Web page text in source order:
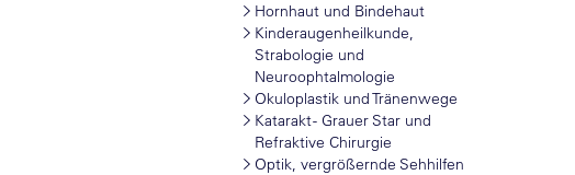
Hornhaut und Bindehaut
Kinderaugenheilkunde,
Strabologie und
Neuroophtalmologie
Okuloplastik und Tränenwege
Katarakt - Grauer Star und
Refraktive Chirurgie
Optik, vergrößernde Sehhilfen